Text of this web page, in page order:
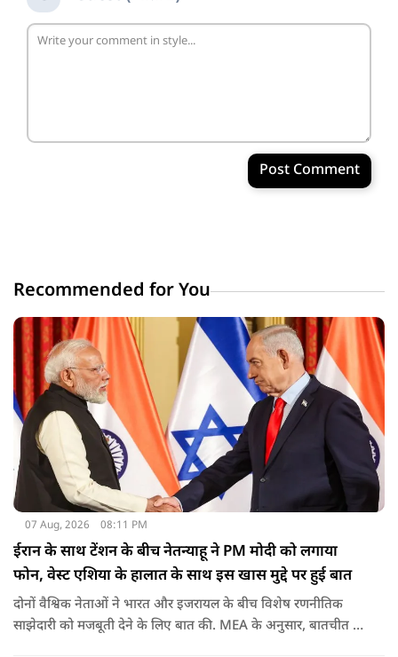
Post Comment
Recommended for You
07 Aug, 2026 08:11 PM
ईरान के साथ टेंशन के बीच नेतन्याहू ने PM मोदी को लगाया
फोन, वेस्ट एशिया के हालात के साथ इस खास मुद्दे पर हुई बात
दोनों वैश्विक नेताओं ने भारत और इजरायल के बीच विशेष रणनीतिक
साझेदारी को मजबूती देने के ल‍िए बात की. MEA के अनुसार, बातचीत की